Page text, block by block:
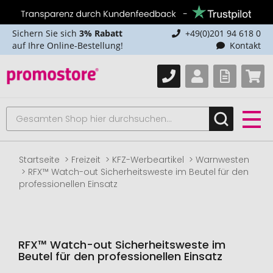
Sichern Sie sich 3% Rabatt
auf Ihre Online-Bestellung!
+49(0)201 94 618 0
Kontakt
Startseite Freizeit KFZ-Werbeartikel
Warnwesten
RFX™ Watch-out Sicherheitsweste im Beutel für den
professionellen Einsatz
RFX™ Watch-out Sicherheitsweste im
Beutel für den professionellen Einsatz